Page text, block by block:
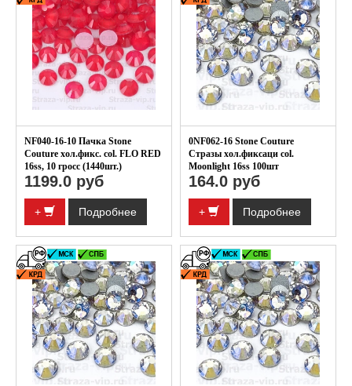
NF040-16-10 Пачка Stone
Couture хол.фикс. col. FLO RED
16ss, 10 гросс (1440шт.)
1199.0 руб
+ Подробнее
0NF062-16 Stone Couture
Стразы хол.фиксаци col.
Moonlight 16ss 100шт
164.0 руб
+ Подробнее